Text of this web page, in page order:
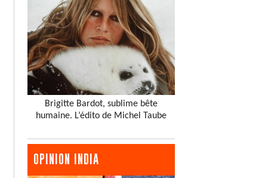
Brigitte Bardot, sublime bête
humaine. L’édito de Michel Taube
OPINION INDIA